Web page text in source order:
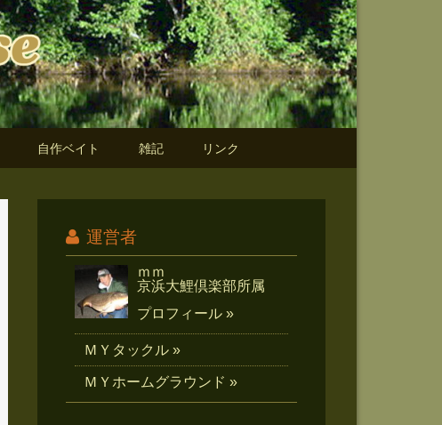
自作ベイト 雑記 リンク
運営者
ｍｍ
京浜大鯉倶楽部所属
プロフィール »
ＭＹタックル »
ＭＹホームグラウンド »